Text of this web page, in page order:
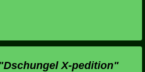
X-pedition"